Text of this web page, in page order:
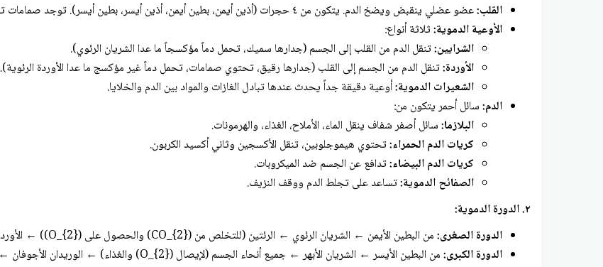
القلب:عضو عضلي ينقبض ويضخ الدم. يتكون من ٤ حجرات (أذين أيمن، بطين أيمن، أذين أيسر، بطين أيسر). توجد صمامات تمنع ارتداد الدم.
الأوعية الدموية:ثلاثة أنواع:
الشرايين:تنقل الدم من القلب إلى الجسم (جدارها سميك، تحمل دماً مؤكسجاً ما عدا الشريان الرئوي).
الأوردة:تنقل الدم من الجسم إلى القلب (جدارها رقيق، تحتوي صمامات، تحمل دماً غير مؤكسج ما عدا الأوردة الرئوية).
الشعيرات الدموية:أوعية دقيقة جداً يحدث عندها تبادل الغازات والمواد بين الدم والخلايا.
الدم:سائل أحمر يتكون من:
البلازما:سائل أصفر شفاف ينقل الماء، الأملاح، الغذاء، والهرمونات.
كريات الدم الحمراء:تحتوي هيموجلوبين، تنقل الأكسجين وثاني أكسيد الكربون.
كريات الدم البيضاء:تدافع عن الجسم ضد الميكروبات.
الصفائح الدموية:تساعد على تجلط الدم ووقف النزيف.
٢. الدورة الدموية:
الدورة الصغرى:من البطين الأيمن ← الشريان الرئوي ← الرئتين (للتخلص من (CO_{2}) والحصول على (O_{2})) ← الأوردة الرئوية ← الأذين الأيسر.
الدورة الكبرى:من البطين الأيسر ← الشريان الأبهر ← جميع أنحاء الجسم (لإيصال (O_{2}) والغذاء) ← الوريدان الأجوفان ← الأذين الأيمن.